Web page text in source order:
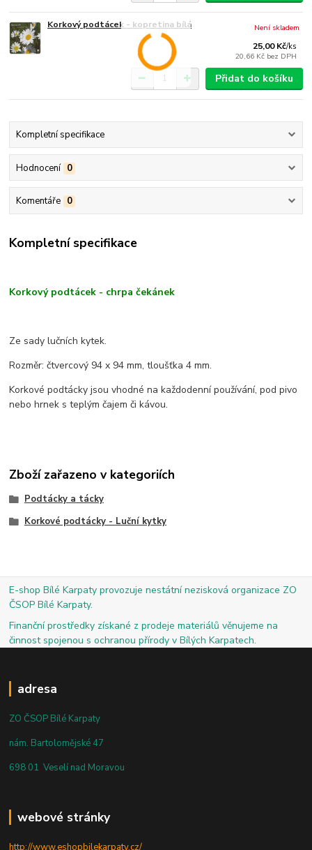
Korkový podtácek - kopretina bílá
25,00 Kč/ks
20,66 Kč bez DPH
Není skladem
Přidat do košíku
Kompletní specifikace
Hodnocení 0
Komentáře 0
Kompletní specifikace
Korkový podtácek - chrpa čekánek
Ze sady lučních kytek.
Rozměr: čtvercový 94 x 94 mm, tloušťka 4 mm.
Korkové podtácky jsou vhodné na každodenní používání, pod pivo
nebo hrnek s teplým čajem či kávou.
Zboží zařazeno v kategoriích
Podtácky a tácky
Korkové podtácky - Luční kytky
E-shop Bílé Karpaty provozuje nestátní nezisková organizace ZO
ČSOP Bílé Karpaty.
Finanční prostředky získané z prodeje materiálů věnujeme na
činnost spojenou s ochranou přírody v Bílých Karpatech.
adresa
ZO ČSOP Bílé Karpaty
nám. Bartolomějské 47
698 01 Veselí nad Moravou
webové stránky
http://www.eshopbilekarpaty.cz/